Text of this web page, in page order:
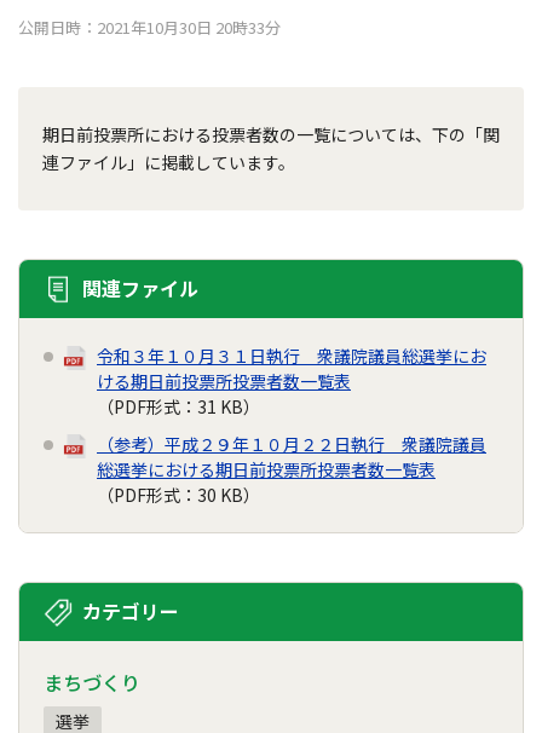
公開日時：2021年10月30日 20時33分
期日前投票所における投票者数の一覧については、下の「関
連ファイル」に掲載しています。
関連ファイル
令和３年１０月３１日執行 衆議院議員総選挙にお
ける期日前投票所投票者数一覧表
（PDF形式：31 KB）
（参考）平成２９年１０月２２日執行 衆議院議員
総選挙における期日前投票所投票者数一覧表
（PDF形式：30 KB）
カテゴリー
まちづくり
選挙